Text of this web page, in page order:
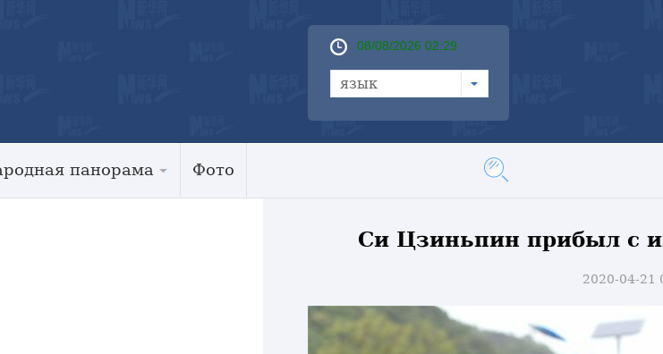
08/08/2026 02:29
язык
панорама Фото
Си Цзиньпин прибыл с
2020-04-21